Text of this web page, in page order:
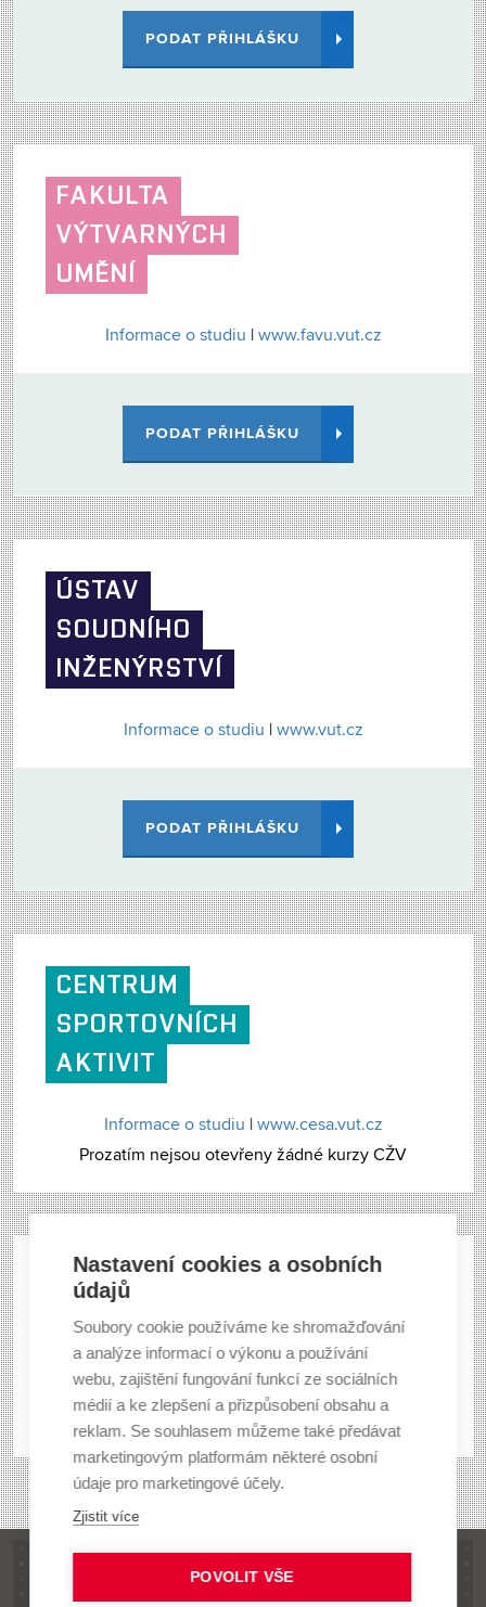
PODAT PŘIHLÁŠKU
FAKULTA
VÝTVARNÝCH
UMĚNÍ
Informace o studiu www.favu.vut.cz
PODAT PŘIHLÁŠKU
ÚSTAV
SOUDNÍHO
INŽENÝRSTVÍ
Informace o studiu www.vut.cz
PODAT PŘIHLÁŠKU
CENTRUM
SPORTOVNÍCH
AKTIVIT
Informace o studiu
www.cesa.vut.cz
Prozatím nejsou otevřeny žádné kurzy CŽV
FAKULTA
ARCHITEKTURY
Informace o studiu |www.fa.vutbr.cz
Prozatím nejsou otevřeny žádné kurzy CŽV
Nastavení cookies a osobních
údajů
Soubory cookie používáme ke shromažďování
a analýze informací o výkonu a používání
webu, zajištění fungování funkcí ze sociálních
médií a ke zlepšení a přizpůsobení obsahu a
reklam. Se souhlasem můžeme také předávat
marketingovým platformám některé osobní
údaje pro marketingové účely.
Zjistit více
POVOLIT VŠE